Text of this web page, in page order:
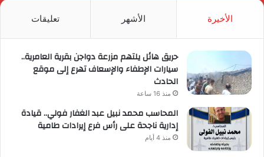
الأخيرة الأشهر تعليقات
حريق هائل يلتهم مزرعة دواجن بقرية العامرية..
سيارات الإطفاء والإسعاف تهرع إلى موقع
الحادث
منذ 16 ساعة
المحاسب محمد نبيل عبد الغفار فولي.. قيادة
إدارية ناجحة على رأس فرع إيرادات طامية
منذ 4 أيام